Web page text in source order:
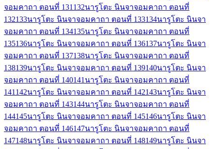
จอมคาถา ตอนที่ 131 132นารูโตะ นินจาจอมคาถา ตอนที่
132133นารูโตะ นินจาจอมคาถา ตอนที่ 133134นารูโตะ นินจา
จอมคาถา ตอนที่ 134135นารูโตะ นินจาจอมคาถา ตอนที่
135136นารูโตะ นินจาจอมคาถา ตอนที่ 136137นารูโตะ นินจา
จอมคาถา ตอนที่ 137138นารูโตะ นินจาจอมคาถา ตอนที่
138139นารูโตะ นินจาจอมคาถา ตอนที่ 139140นารูโตะ นินจา
จอมคาถา ตอนที่ 140141 นารูโตะ นินจาจอมคาถา ตอนที่
141 142นารูโตะ นินจาจอมคาถา ตอนที่ 142143นารูโตะ นินจา
จอมคาถา ตอนที่ 143144นารูโตะ นินจาจอมคาถา ตอนที่
144145นารูโตะ นินจาจอมคาถา ตอนที่ 145146นารูโตะ นินจา
จอมคาถา ตอนที่ 146147นารูโตะ นินจาจอมคาถา ตอนที่
147148นารูโตะ นินจาจอมคาถา ตอนที่ 148149นารูโตะ นินจา